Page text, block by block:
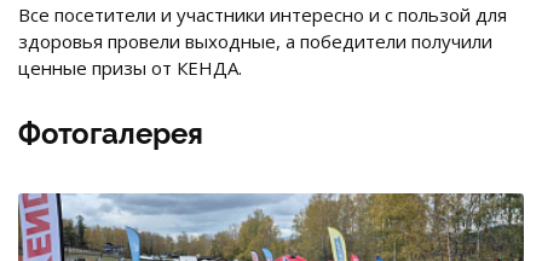
Все посетители и участники интересно и с пользой для
здоровья провели выходные, а победители получили
ценные призы от КЕНДА.
Фотогалерея